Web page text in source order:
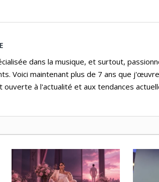
dans la musique, et surtout,
Voici maintenant plus de 7 ans que
à l'actualité et aux tendances